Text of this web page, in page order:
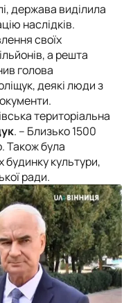
держава виділила
наслідків.
своїх
а решта
голова
деякі люди з
територіальна
. – Близько 1500
Також була
культури,
ради.